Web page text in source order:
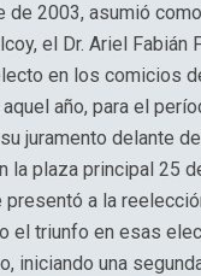
de 2003, asumió
el Dr. Ariel Fabián
en los comicios
año, para el
juramento delante
la plaza principal 25
presentó a la
el triunfo en esas
iniciando una